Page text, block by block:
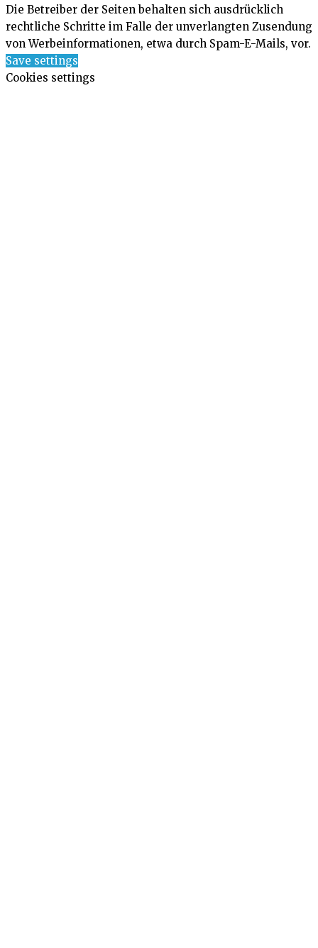
Die Betreiber der Seiten behalten sich ausdrücklich
rechtliche Schritte im Falle der unverlangten Zusendung
von Werbeinformationen, etwa durch Spam-E-Mails, vor.
Save settings
Cookies settings